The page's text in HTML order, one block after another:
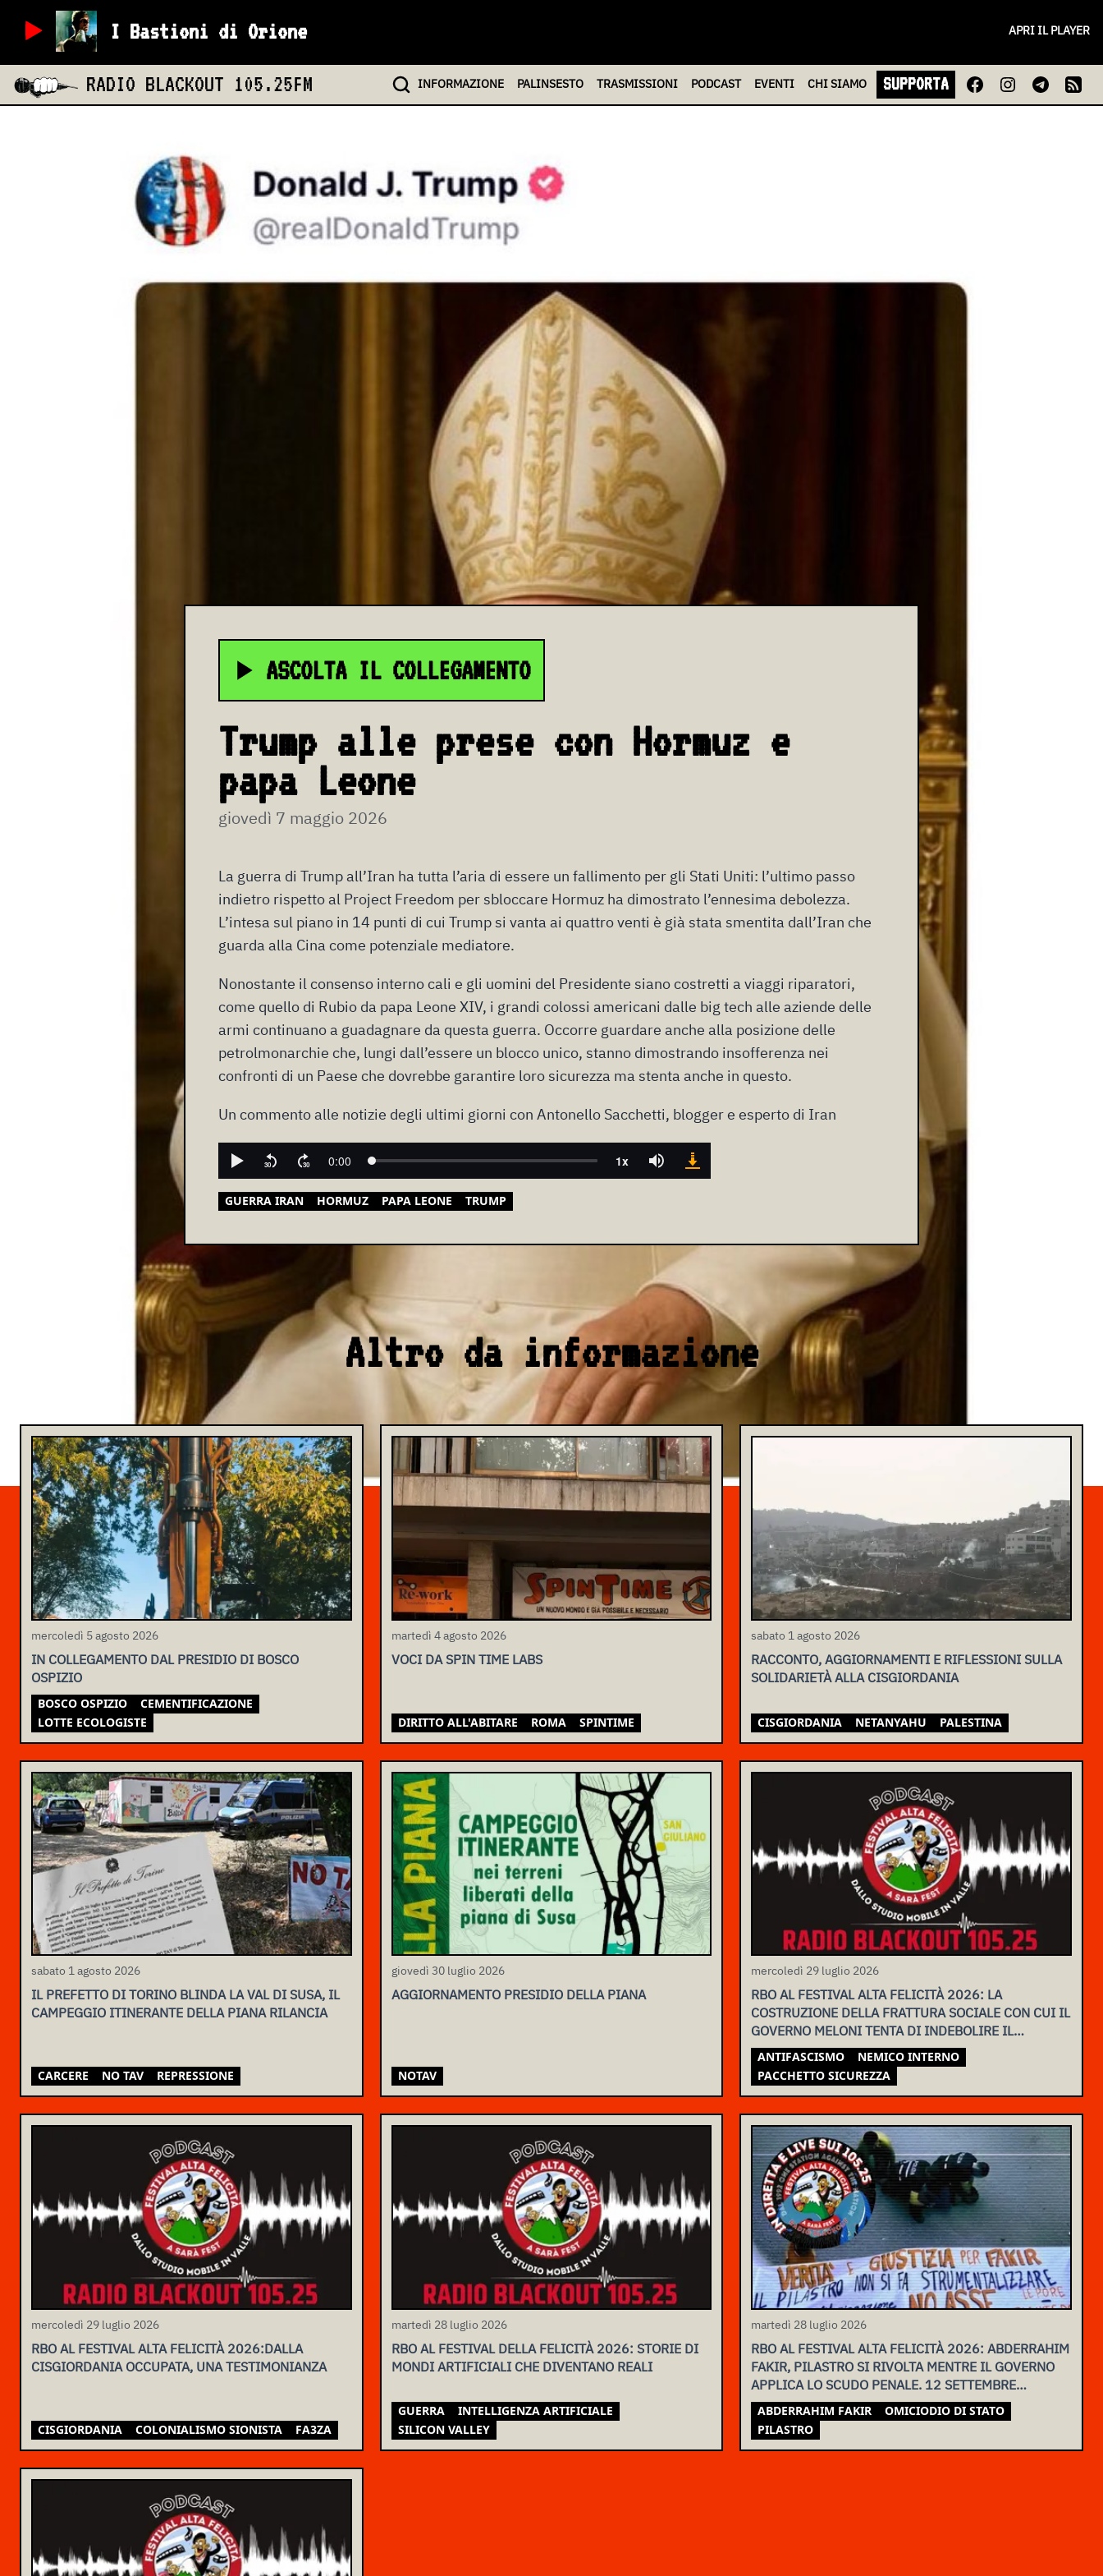
I Bastioni di Orione APRI IL PLAYER
RADIO BLACKOUT 105.25FM INFORMAZIONE PALINSESTO TRASMISSIONI PODCAST EVENTI CHISIAMO SUPPORTA
ASCOLTA IL COLLEGAMENTO
Trump alle prese con Hormuz e
papa Leone
giovedì 7 maggio 2026
La guerra di Trump all’Iran ha tutta l’aria di essere un fallimento per gli Stati Uniti: l’ultimo passo
indietro rispetto al Project Freedom per sbloccare Hormuz ha dimostrato l’ennesima debolezza.
L’intesa sul piano in 14 punti di cui Trump si vanta ai quattro venti è già stata smentita dall’Iran che
guarda alla Cina come potenziale mediatore.
Nonostante il consenso interno cali e gli uomini del Presidente siano costretti a viaggi riparatori,
come quello di Rubio da papa Leone XIV, i grandi colossi americani dalle big tech alle aziende delle
armi continuano a guadagnare da questa guerra. Occorre guardare anche alla posizione delle
petrolmonarchie che, lungi dall’essere un blocco unico, stanno dimostrando insofferenza nei
confronti di un Paese che dovrebbe garantire loro sicurezza ma stenta anche in questo.
Un commento alle notizie degli ultimi giorni con Antonello Sacchetti, blogger e esperto di Iran
GUERRA IRAN HORMUZ PAPA LEONE TRUMP
Altro da informazione
mercoledì 5 agosto 2026
IN COLLEGAMENTO DAL PRESIDIO DI BOSCO
OSPIZIO
BOSCO OSPIZIO
CEMENTIFICAZIONE
LOTTE ECOLOGISTE
martedì 4 agosto 2026
VOCI DA SPIN TIME LABS
DIRITTO ALL'ABITARE ROMA SPINTIME
sabato 1 agosto 2026
RACCONTO, AGGIORNAMENTI E RIFLESSIONI SULLA
SOLIDARIETÀ ALLA CISGIORDANIA
CISGIORDANIA NETANYAHU PALESTINA
sabato 1 agosto 2026
IL PREFETTO DI TORINO BLINDA LA VAL DI SUSA, IL
CAMPEGGIO ITINERANTE DELLA PIANA RILANCIA
CARCERE NO TAV REPRESSIONE
giovedì 30 luglio 2026
AGGIORNAMENTO PRESIDIO DELLA PIANA
NOTAV
mercoledì 29 luglio 2026
RBO AL FESTIVAL ALTA FELICITÀ 2026: LA
COSTRUZIONE DELLA FRATTURA SOCIALE CON CUI IL
GOVERNO MELONI TENTA DI INDEBOLIRE IL
MOVIMENTO
ANTIFASCISMO
NEMICO INTERNO
PACCHETTO SICUREZZA
mercoledì 29 luglio 2026
RBO AL FESTIVAL ALTA FELICITÀ 2026:DALLA
CISGIORDANIA OCCUPATA, UNA TESTIMONIANZA
CISGIORDANIA COLONIALISMO SIONISTA FA3ZA
martedì 28 luglio 2026
RBO AL FESTIVAL DELLA FELICITÀ 2026: STORIE DI
MONDI ARTIFICIALI CHE DIVENTANO REALI
GUERRA
INTELLIGENZA ARTIFICIALE
SILICON VALLEY
martedì 28 luglio 2026
RBO AL FESTIVAL ALTA FELICITÀ 2026: ABDERRAHIM
FAKIR, PILASTRO SI RIVOLTA MENTRE IL GOVERNO
APPLICA LO SCUDO PENALE. 12 SETTEMBRE
ASSEMBLEA NAZIONALE
ABDERRAHIM FAKIR
OMICIODIO DI STATO
PILASTRO